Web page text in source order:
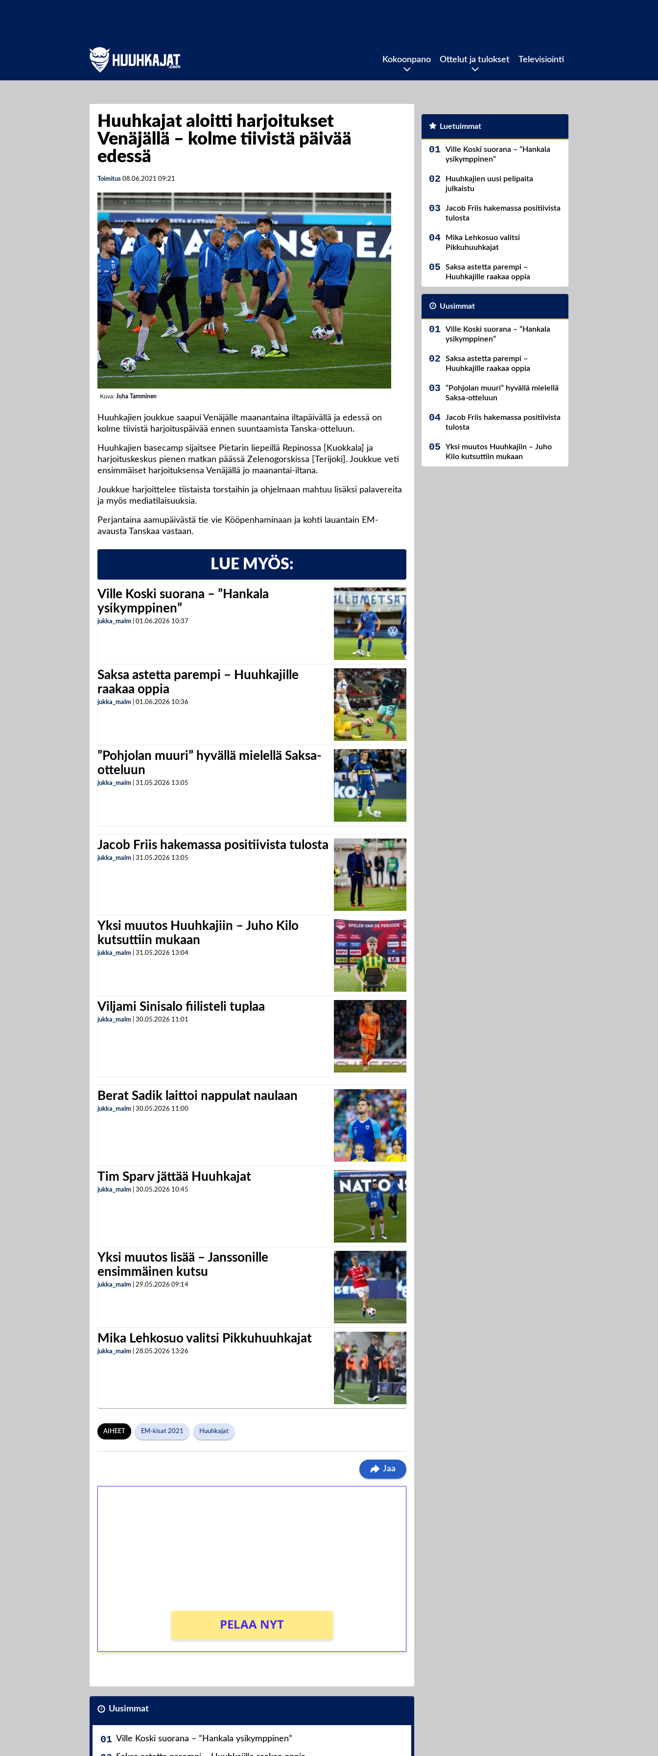
Kokoonpano Ottelut ja tulokset Televisiointi
Huuhkajat aloitti harjoitukset
Venäjällä – kolme tiivistä päivää
edessä
Toimitus 08.06.2021 09:21
Kuva: Juha Tamminen
Huuhkajien joukkue saapui Venäjälle maanantaina iltapäivällä ja edessä on
kolme tiivistä harjoituspäivää ennen suuntaamista Tanska-otteluun.
Huuhkajien basecamp sijaitsee Pietarin liepeillä Repinossa [Kuokkala] ja
harjoituskeskus pienen matkan päässä Zelenogorskissa [Terijoki]. Joukkue veti
ensimmäiset harjoituksensa Venäjällä jo maanantai-iltana.
Joukkue harjoittelee tiistaista torstaihin ja ohjelmaan mahtuu lisäksi palavereita
ja myös mediatilaisuuksia.
Perjantaina aamupäivästä tie vie Kööpenhaminaan ja kohti lauantain EM-
avausta Tanskaa vastaan.
LUE MYÖS:
Ville Koski suorana – ”Hankala
ysikymppinen”
jukka_malm 01.06.2026 10:37
Saksa astetta parempi – Huuhkajille
raakaa oppia
jukka_malm 01.06.2026 10:36
”Pohjolan muuri” hyvällä mielellä Saksa-
otteluun
jukka_malm 31.05.2026 13:05
Jacob Friis hakemassa positiivista tulosta
jukka_malm 31.05.2026 13:05
Yksi muutos Huuhkajiin – Juho Kilo
kutsuttiin mukaan
jukka_malm 31.05.2026 13:04
Viljami Sinisalo fiilisteli tuplaa
jukka_malm 30.05.2026 11:01
Berat Sadik laittoi nappulat naulaan
jukka_malm 30.05.2026 11:00
Tim Sparv jättää Huuhkajat
jukka_malm 30.05.2026 10:45
Yksi muutos lisää – Janssonille
ensimmäinen kutsu
jukka_malm 29.05.2026 09:14
Mika Lehkosuo valitsi Pikkuhuuhkajat
jukka_malm 28.05.2026 13:26
AIHEET EM-kisat 2021 Huuhkajat
Jaa
PELAA NYT
Uusimmat
Ville Koski suorana – ”Hankala ysikymppinen”
Luetuimmat
Ville Koski suorana – ”Hankala
ysikymppinen”
Huuhkajien uusi pelipaita
julkaistu
Jacob Friis hakemassa positiivista
tulosta
Mika Lehkosuo valitsi
Pikkuhuuhkajat
Saksa astetta parempi –
Huuhkajille raakaa oppia
Uusimmat
Ville Koski suorana – ”Hankala
ysikymppinen”
Saksa astetta parempi –
Huuhkajille raakaa oppia
”Pohjolan muuri” hyvällä mielellä
Saksa-otteluun
Jacob Friis hakemassa positiivista
tulosta
Yksi muutos Huuhkajiin – Juho
Kilo kutsuttiin mukaan